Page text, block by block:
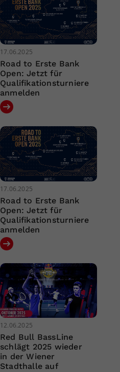
17.06.2025
Road to Erste Bank
Open: Jetzt für
Qualifikationsturniere
anmelden
17.06.2025
Road to Erste Bank
Open: Jetzt für
Qualifikationsturniere
anmelden
12.06.2025
Red Bull BassLine
schlägt 2025 wieder
in der Wiener
Stadthalle auf